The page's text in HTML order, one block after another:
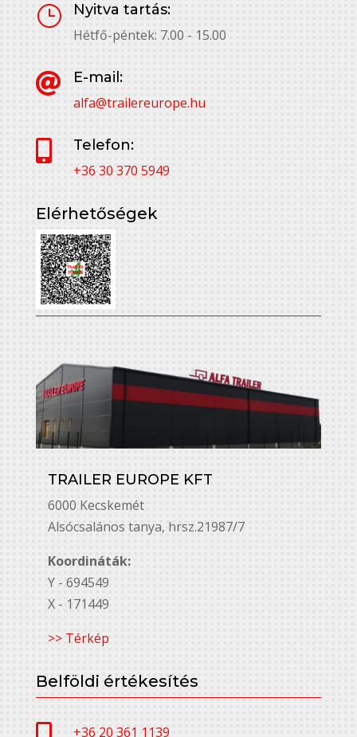
}
Nyitva tartás:
Hétfő-péntek: 7.00 - 15.00

E-mail:
alfa@trailereurope.hu

Telefon:
+36 30 370 5949
Elérhetőségek
TRAILER EUROPE KFT
6000 Kecskemét
Alsó￳csalános tanya, hrsz.21987/7
Koordináták:
Y - 694549
X - 171449
>> Térkép
Belföldi értékesítés
+36 20 361 1139